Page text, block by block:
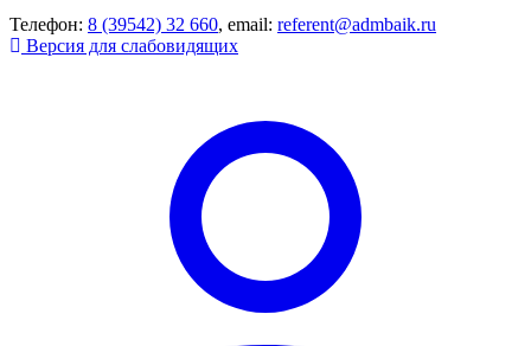
Телефон: 8 (39542) 32 660, email: referent@admbaik.ru
Версия для слабовидящих